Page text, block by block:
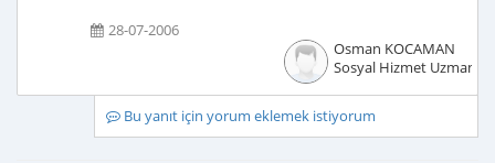
28-07-2006
Osman KOCAMAN
Sosyal Hizmet Uzmanı
Bu yanıt için yorum eklemek istiyorum